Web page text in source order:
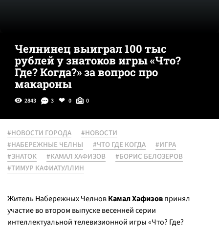
Челнинец выиграл 100 тыс
рублей у знатоков игры «Что?
Где? Когда?» за вопрос про
макароны
2843 3 0 0
#НОВОСТИ ГОРОДА
#НОВОСТИ
#НАБЕРЕЖНЫЕ ЧЕЛНЫ
#ЧТО ГДЕ КОГДА
#ИГРА
#ЗНАТОК
#КАМАЛ ХАФИЗОВ
#БОРИС БЕЛОЗЕРОВ
#ТИМУР КАФИАТУЛЛИН
Житель Набережных ЧелновКамал Хафизовпринял
участие во втором выпуске весенней серии
интеллектуальной телевизионной игры «Что? Где?